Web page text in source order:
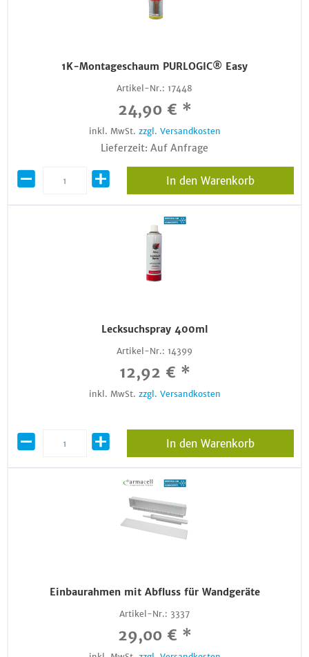
1K-Montageschaum PURLOGIC® Easy
Artikel-Nr.: 17448
24,90 € *
inkl. MwSt. zzgl. Versandkosten
Lieferzeit: Auf Anfrage
In den Warenkorb
Lecksuchspray 400ml
Artikel-Nr.: 14399
12,92 € *
inkl. MwSt. zzgl. Versandkosten
In den Warenkorb
Einbaurahmen mit Abfluss für Wandgeräte
Artikel-Nr.: 3337
29,00 € *